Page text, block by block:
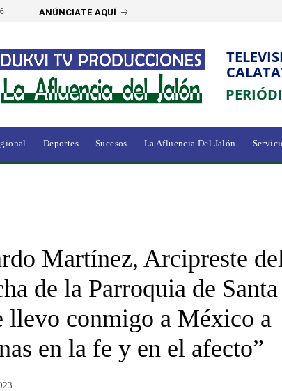
ANÚNCIATE AQUÍ
Deportes Sucesos La Afluencia Del Jalón
Martínez, Arcipreste
de la Parroquia de
llevo conmigo a México a
en la fe y en el afecto”